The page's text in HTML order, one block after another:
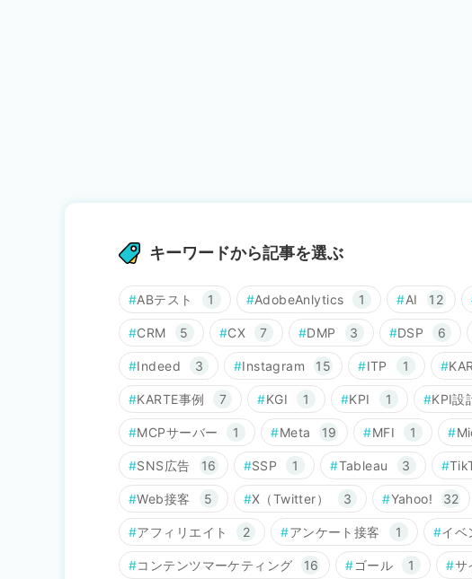
キーワードから記事を選ぶ
ABテスト 1 AdobeAnlytics 1 AI 12
CRM 5 CX 7 DMP 3 DSP 6
Indeed 3 Instagram 15 ITP 1
KARTE事例 7 KGI 1 KPI 1 KPI設
MCPサーバー 1 Meta 19 MFI 1
SNS広告 16 SSP 1 Tableau 3
Web接客 5 X（Twitter） 3 Yahoo! 32
アフィリエイト 2 アンケート接客 1 イベ
コンテンツマーケティング 16 ゴール 1 サ